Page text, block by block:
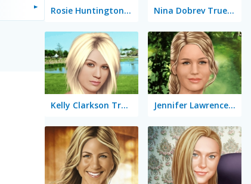
Rosie Huntington-Whiteley True Make Up Nina Dobrev True Make Up
Kelly Clarkson True Make Up Jennifer Lawrence True Make Up